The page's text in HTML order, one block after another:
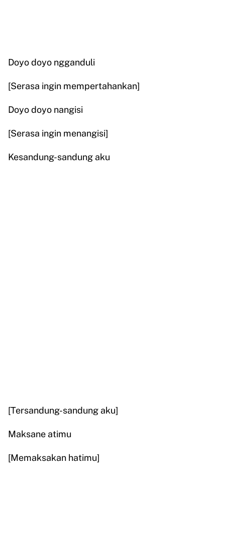
Doyo doyo ngganduli
[Serasa ingin mempertahankan]
Doyo doyo nangisi
[Serasa ingin menangisi]
Kesandung-sandung aku
[Tersandung-sandung aku]
Maksane atimu
[Memaksakan hatimu]